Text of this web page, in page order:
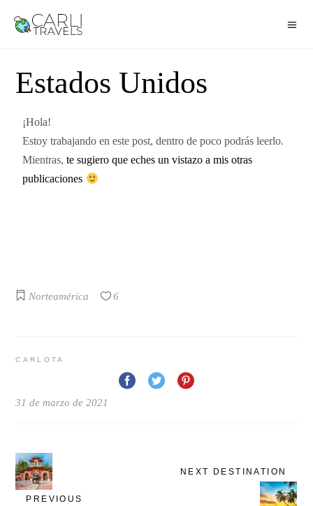
Estados Unidos
¡Hola!
Estoy trabajando en este post, dentro de poco podrás leerlo.
Mientras,te sugiero que eches un vistazo a mis otras
publicaciones
Norteamérica 6
CARLOTA
31 de marzo de 2021
PREVIOUS
NEXT DESTINATION